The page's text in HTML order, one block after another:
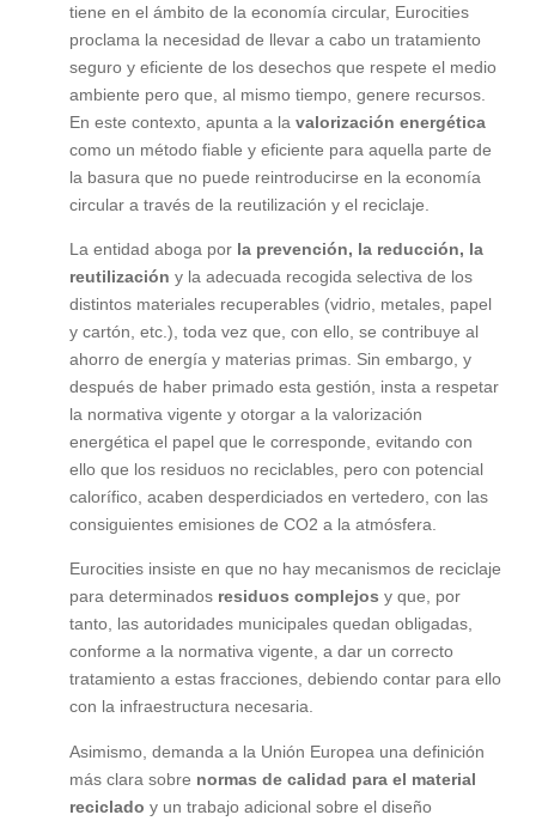
tiene en el ámbito de la economía circular, Eurocities
proclama la necesidad de llevar a cabo un tratamiento
seguro y eficiente de los desechos que respete el medio
ambiente pero que, al mismo tiempo, genere recursos.
En este contexto, apunta a la valorización energética
como un método fiable y eficiente para aquella parte de
la basura que no puede reintroducirse en la economía
circular a través de la reutilización y el reciclaje.
La entidad aboga por la prevención, la reducción, la
reutilización y la adecuada recogida selectiva de los
distintos materiales recuperables (vidrio, metales, papel
y cartón, etc.), toda vez que, con ello, se contribuye al
ahorro de energía y materias primas. Sin embargo, y
después de haber primado esta gestión, insta a respetar
la normativa vigente y otorgar a la valorización
energética el papel que le corresponde, evitando con
ello que los residuos no reciclables, pero con potencial
calorífico, acaben desperdiciados en vertedero, con las
consiguientes emisiones de CO2 a la atmósfera.
Eurocities insiste en que no hay mecanismos de reciclaje
para determinados residuos complejos y que, por
tanto, las autoridades municipales quedan obligadas,
conforme a la normativa vigente, a dar un correcto
tratamiento a estas fracciones, debiendo contar para ello
con la infraestructura necesaria.
Asimismo, demanda a la Unión Europea una definición
más clara sobre normas de calidad para el material
reciclado y un trabajo adicional sobre el diseño